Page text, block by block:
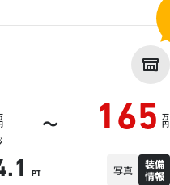
～ 165 万
円
PT 写真
装備
情報